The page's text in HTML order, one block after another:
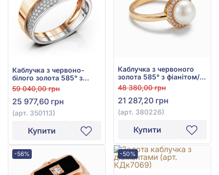
Каблучка з червоно-
білого золота 585° з
фіанітом/куб.цирконієм,
арт. 350113
59 040,00 грн
25 977,60 грн
(арт. 350113)
Купити
Каблучка з червоного
золота 585° з фіанітом/
куб.цирконієм та
перлами, арт. 380226
48 380,00 грн
21 287,20 грн
(арт. 380226)
Купити
-56% -50%